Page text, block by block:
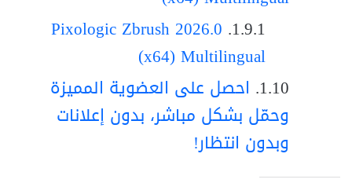
Pixologic Zbrush 2026.0
(x64) Multilingual
احصل على العضوية المميزة
وحمّل بشكل مباشر، بدون إعلانات
وبدون انتظار!